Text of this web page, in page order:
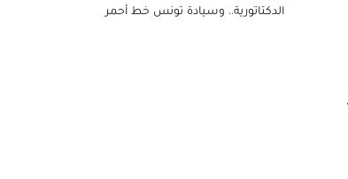
الدكتاتورية.. وسيادة تونس خط أحمر